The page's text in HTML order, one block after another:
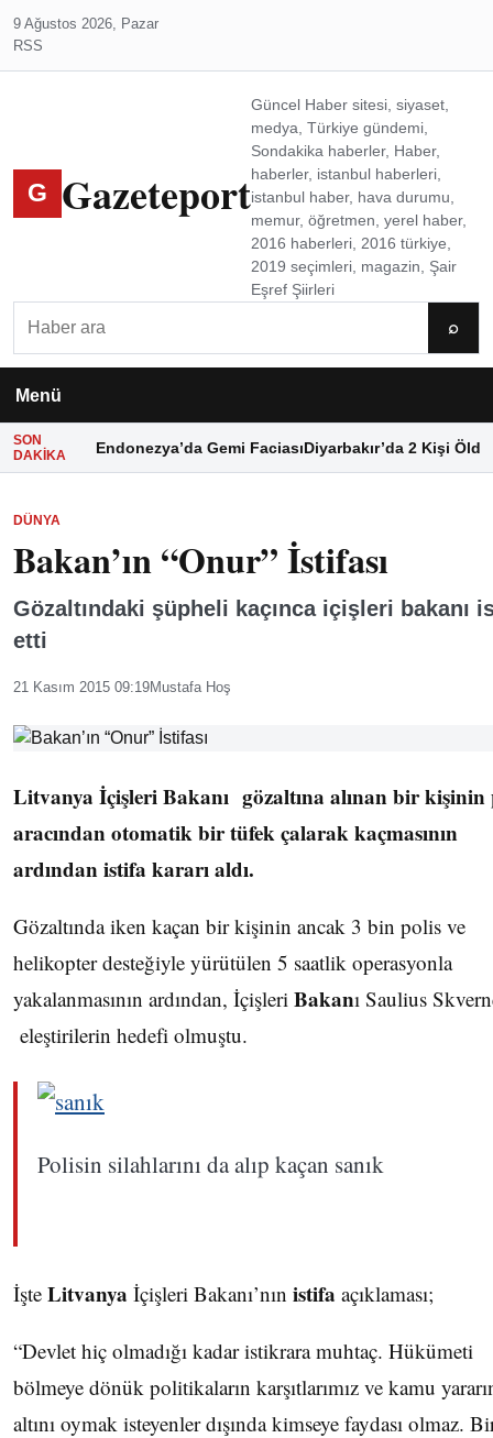
9 Ağustos 2026, Pazar
RSS
G Gazeteport
Güncel Haber sitesi, siyaset,
medya, Türkiye gündemi,
Sondakika haberler, Haber,
haberler, istanbul haberleri,
istanbul haber, hava durumu,
memur, öğretmen, yerel haber,
2016 haberleri, 2016 türkiye,
2019 seçimleri, magazin, Şair
Eşref Şiirleri
⌕
Menü
SON
DAKIKA
Endonezya’da Gemi FaciasıDiyarbakır’da 2 Kişi Öldü
DÜNYA
Bakan’ın “Onur” İstifası
Gözaltındaki şüpheli kaçınca içişleri bakanı
etti
21 Kasım 2015 09:19Mustafa Hoş
Litvanya İçişleri Bakanı gözaltına alınan bir kişinin
aracından otomatik bir tüfek çalarak kaçmasının
ardından istifa kararı aldı.
Gözaltında iken kaçan bir kişinin ancak 3 bin polis ve
helikopter desteğiyle yürütülen 5 saatlik operasyonla
yakalanmasının ardından, İçişleri Bakanı Saulius
eleştirilerin hedefi olmuştu.
Polisin silahlarını da alıp kaçan sanık
İşte Litvanya İçişleri Bakanı’nın istifa açıklaması;
“Devlet hiç olmadığı kadar istikrara muhtaç. Hükümeti
bölmeye dönük politikaların karşıtlarımız ve kamu
altını oymak isteyenler dışında kimseye faydası olmaz.